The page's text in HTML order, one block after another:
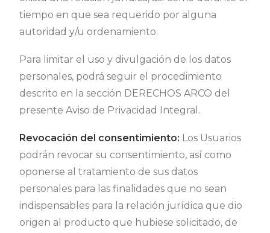
tiempo en que sea requerido por alguna
autoridad y/u ordenamiento.
Para limitar el uso y divulgación de los datos
personales, podrá seguir el procedimiento
descrito en la sección DERECHOS ARCO del
presente Aviso de Privacidad Integral.
Revocación del consentimiento: Los Usuarios
podrán revocar su consentimiento, así como
oponerse al tratamiento de sus datos
personales para las finalidades que no sean
indispensables para la relación jurídica que dio
origen al producto que hubiese solicitado, de